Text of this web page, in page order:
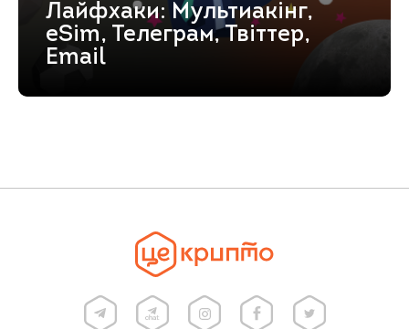
Лайфхаки: Мультиакінг,
eSim, Телеграм, Твіттер,
Email